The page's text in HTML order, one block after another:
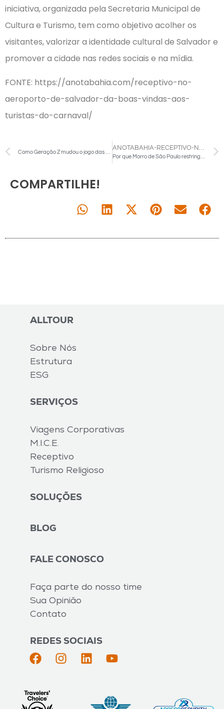
iniciativa, organizada pela Secretaria Municipal de
Cultura e Turismo, tem como objetivo acolher os
visitantes, valorizar a identidade cultural de Salvador e
promover a cidade nas redes sociais e na mídia.
FONTE: https://anotabahia.com/receptivo-no-
aeroporto-de-salvador-da-boas-vindas-aos-
turistas-do-carnaval/
ANOTABAHIA-RECEPTIVO-NO-AEROPORTO-DE-SALVADOR-A-BOAS-VINDAS-AOS-TURISTAS-DO-CARNAVAL-06-01-2026-RECEPTIVO-TURISTAS-AEROPORTO-FOTO-JEFFERSON-PEIXOTO-SECOM-PMS-12-1024X684-1-768X513
COMPARTILHE!
ALLTOUR
Sobre Nós
Estrutura
ESG
SERVIÇOS
Viagens Corporativas
M.I.C.E.
Receptivo
Turismo Religioso
SOLUÇÕES
BLOG
FALE CONOSCO
Faça parte do nosso time
Sua Opinião
Contato
REDES SOCIAIS